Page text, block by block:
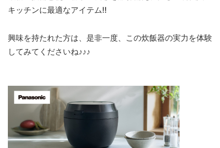
キッチンに最適なアイテム‼
興味を持たれた方は、是非一度、この炊飯器の実力を体験
してみてくださいね♪♪♪